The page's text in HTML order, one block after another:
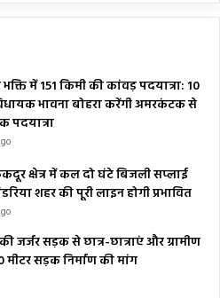
में 151 किमी की कांवड़ पदयात्रा: 10
भावना बोहरा करेंगी अमरकंटक से
पदयात्रा
क्षेत्र में कल दो घंटे बिजली सप्लाई
शहर की पूरी लाइन होगी प्रभावित
जर्जर सड़क से छात्र-छात्राएं और ग्रामीण
मीटर सड़क निर्माण की मांग